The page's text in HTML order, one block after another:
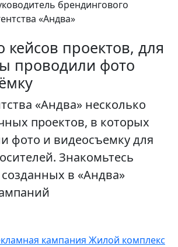
брендингового
«Андва»
кейсов проектов, для
проводили фото
«Андва» несколько
проектов, в которых
фото и видеосъемку для
Знакомьтесь
в «Андва»